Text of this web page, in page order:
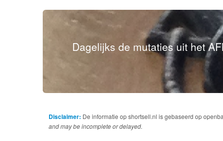
Dagelijks de mutaties uit het
Disclaimer: De informatie op shortsell.nl is gebaseerd op
and may be incomplete or delayed.